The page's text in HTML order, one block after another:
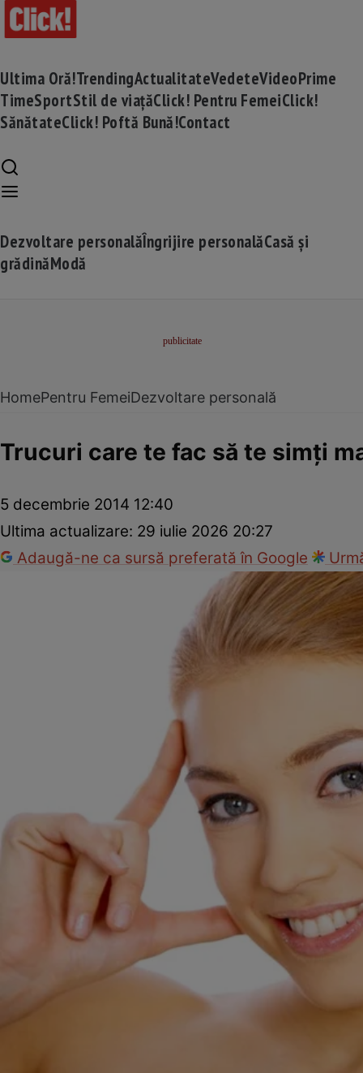
Ultima Oră!TrendingActualitateVedeteVideoPrime
TimeSportStil de viațăClick! Pentru FemeiClick!
SănătateClick! Poftă Bună!Contact
Dezvoltare personalăÎngrijire personalăCasă și
grădinăModă
HomePentru FemeiDezvoltare personală
Trucuri care te fac să te simţi
5 decembrie 2014 12:40
Ultima actualizare: 29 iulie 2026 20:27
Adaugă-ne ca sursă preferată în Google